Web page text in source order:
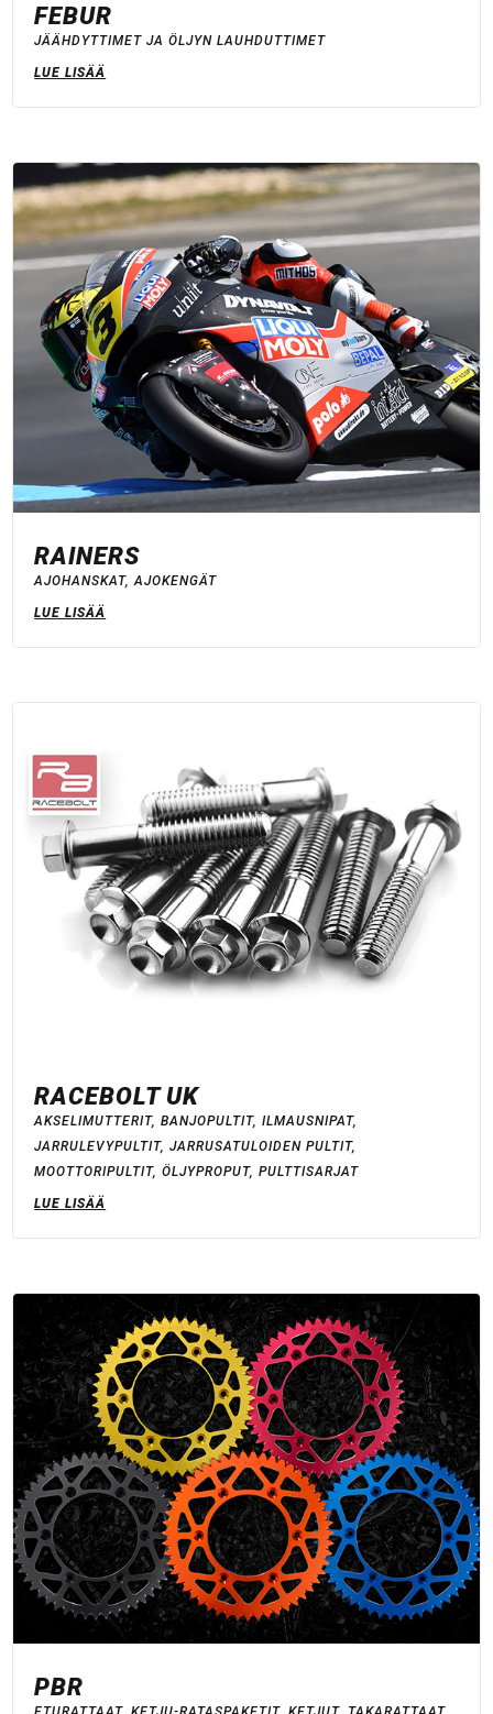
FEBUR
JÄÄHDYTTIMET JA ÖLJYN LAUHDUTTIMET
LUE LISÄÄ
RAINERS
AJOHANSKAT,AJOKENGÄT
LUE LISÄÄ
RACEBOLT UK
AKSELIMUTTERIT,BANJOPULTIT,ILMAUSNIPAT,
JARRULEVYPULTIT,JARRUSATULOIDEN PULTIT,
MOOTTORIPULTIT,ÖLJYPROPUT,PULTTISARJAT
LUE LISÄÄ
PBR